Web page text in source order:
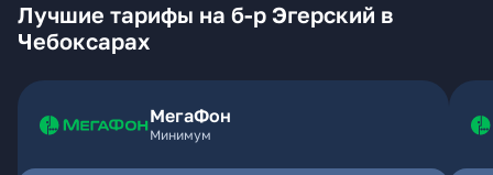
Лучшие тарифы на б-р Эгерский в
Чебоксарах
МегаФон
Минимум